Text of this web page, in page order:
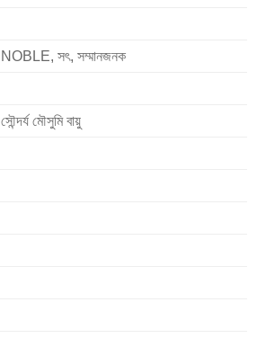
NOBLE, সৎ, সম্মানজনক
সৌন্দর্য মৌসুমি বায়ু